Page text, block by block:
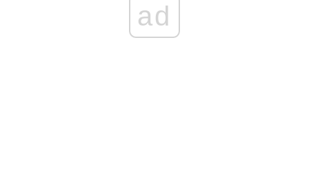
ad